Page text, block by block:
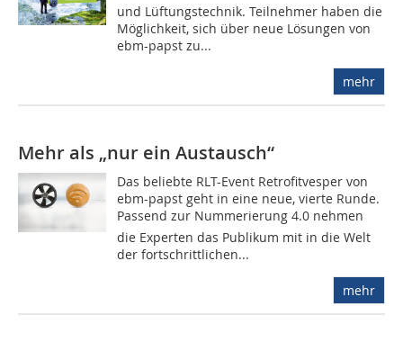
und Lüftungstechnik. Teilnehmer haben die
Möglichkeit, sich über neue Lösungen von
ebm-papst zu...
mehr
Mehr als „nur ein Austausch“
Das beliebte RLT-Event Retrofitvesper von
ebm-papst geht in eine neue, vierte Runde.
Passend zur Nummerierung 4.0 nehmen
die Experten das Publikum mit in die Welt
der fortschrittlichen...
mehr